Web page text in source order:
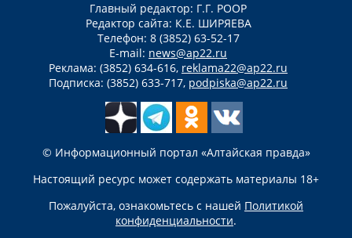
Главный редактор: Г.Г. РООР
Редактор сайта: К.Е. ШИРЯЕВА
Телефон: 8 (3852) 63-52-17
E-mail: news@ap22.ru
Реклама: (3852) 634-616, reklama22@ap22.ru
Подписка: (3852) 633-717, podpiska@ap22.ru
© Информационный портал «Алтайская правда»
Настоящий ресурс может содержать материалы 18+
Пожалуйста, ознакомьтесь с нашей Политикой
конфиденциальности.